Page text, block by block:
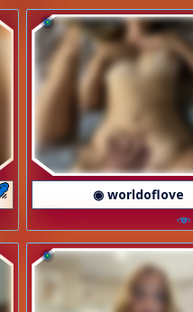
◉ worldoflove